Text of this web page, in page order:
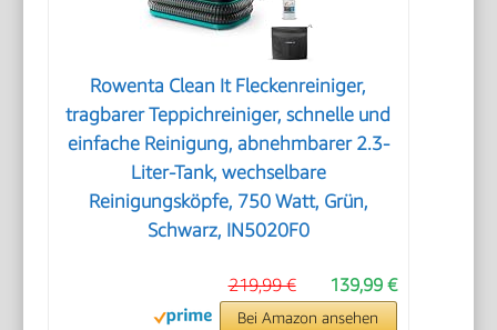
Rowenta Clean It Fleckenreiniger,
tragbarer Teppichreiniger, schnelle und
einfache Reinigung, abnehmbarer 2.3-
Liter-Tank, wechselbare
Reinigungsköpfe, 750 Watt, Grün,
Schwarz, IN5020F0
139,99 €
219,99 €
Bei Amazon ansehen